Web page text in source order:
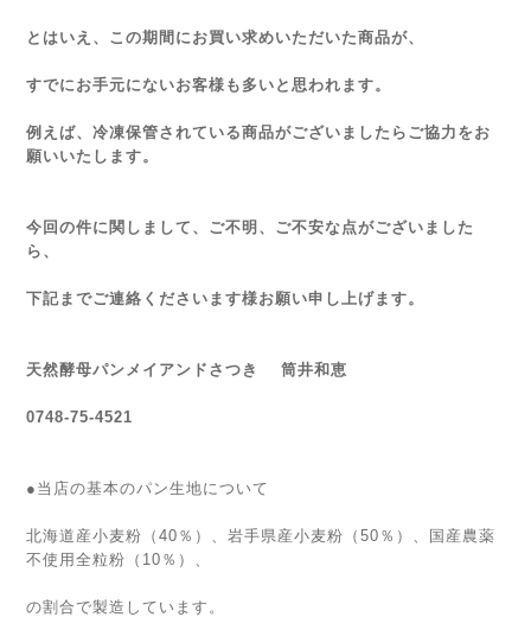
とはいえ、この期間にお買い求めいただいた商品が、
すでにお手元にないお客様も多いと思われます。
例えば、冷凍保管されている商品がございましたらご協力をお
願いいたします。
今回の件に関しまして、ご不明、ご不安な点がございました
ら、
下記までご連絡くださいます様お願い申し上げます。
天然酵母パンメイアンドさつき 筒井和恵
0748-75-4521
●当店の基本のパン生地について
北海道産小麦粉（40％）、岩手県産小麦粉（50％）、国産農薬
不使用全粒粉（10％）、
の割合で製造しています。